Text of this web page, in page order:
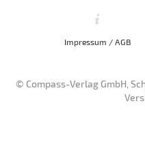
Impressum / AGB
© Compass-Verlag GmbH,